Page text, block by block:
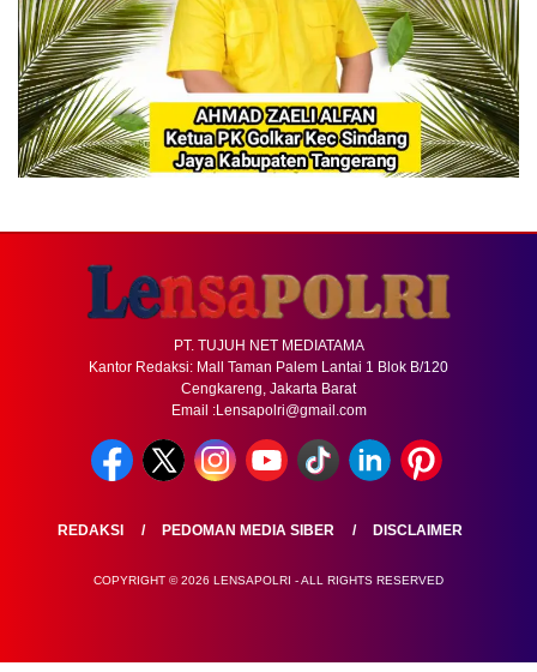
PT. TUJUH NET MEDIATAMA
Kantor Redaksi: Mall Taman Palem Lantai 1 Blok B/120
Cengkareng, Jakarta Barat
Email :Lensapolri@gmail.com
REDAKSI PEDOMAN MEDIA SIBER DISCLAIMER
COPYRIGHT © 2026 LENSAPOLRI - ALL RIGHTS RESERVED